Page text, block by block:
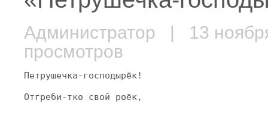
Администратор | 13
просмотров
Петрушечка-господырёк!
Отгреби-тко свой роёк,